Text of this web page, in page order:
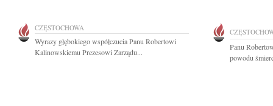
CZĘSTOCHOWA
Wyrazy głębokiego współczucia Panu Robertowi
Kalinowskiemu Prezesowi Zarządu...
Panu
powodu